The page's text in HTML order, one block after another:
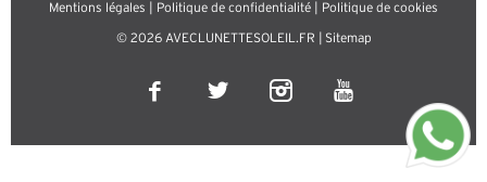
Mentions légales Politique de confidentialité Politique de cookies
© 2026 AVECLUNETTESOLEIL.FR | Sitemap